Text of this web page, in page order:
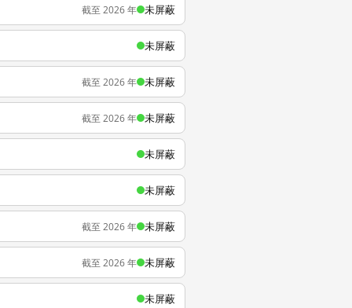
截至 2026 年 未屏蔽
未屏蔽
截至 2026 年 未屏蔽
截至 2026 年 未屏蔽
未屏蔽
未屏蔽
截至 2026 年 未屏蔽
截至 2026 年 未屏蔽
未屏蔽